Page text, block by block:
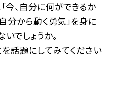
、自分に何ができるか
分から動く勇気」を身に
でしょうか。
話題にしてみてください